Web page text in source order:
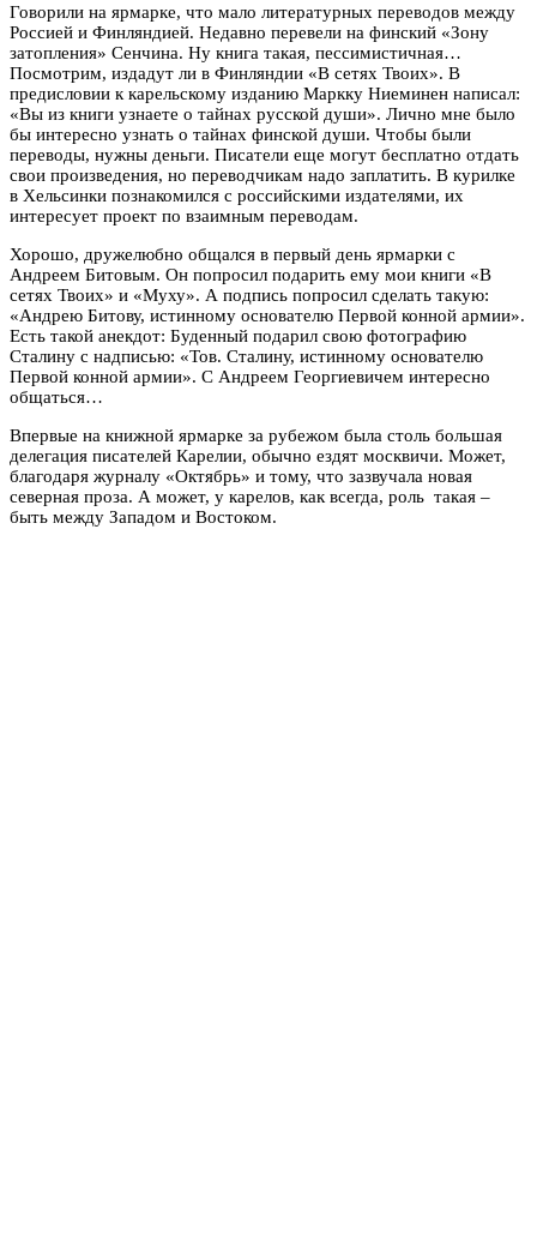
Говорили на ярмарке, что мало литературных переводов между
Россией и Финляндией. Недавно перевели на финский «Зону
затопления» Сенчина. Ну книга такая, пессимистичная…
Посмотрим, издадут ли в Финляндии «В сетях Твоих». В
предисловии к карельскому изданию Маркку Ниеминен написал:
«Вы из книги узнаете о тайнах русской души». Лично мне было
бы интересно узнать о тайнах финской души. Чтобы были
переводы, нужны деньги. Писатели еще могут бесплатно отдать
свои произведения, но переводчикам надо заплатить. В курилке
в Хельсинки познакомился с российскими издателями, их
интересует проект по взаимным переводам.
Хорошо, дружелюбно общался в первый день ярмарки с
Андреем Битовым. Он попросил подарить ему мои книги «В
сетях Твоих» и «Муху». А подпись попросил сделать такую:
«Андрею Битову, истинному основателю Первой конной армии».
Есть такой анекдот: Буденный подарил свою фотографию
Сталину с надписью: «Тов. Сталину, истинному основателю
Первой конной армии». С Андреем Георгиевичем интересно
общаться…
Впервые на книжной ярмарке за рубежом была столь большая
делегация писателей Карелии, обычно ездят москвичи. Может,
благодаря журналу «Октябрь» и тому, что зазвучала новая
северная проза. А может, у карелов, как всегда, роль такая –
быть между Западом и Востоком.